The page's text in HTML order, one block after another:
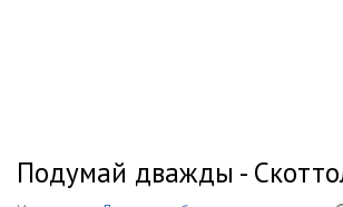
Подумай дважды -